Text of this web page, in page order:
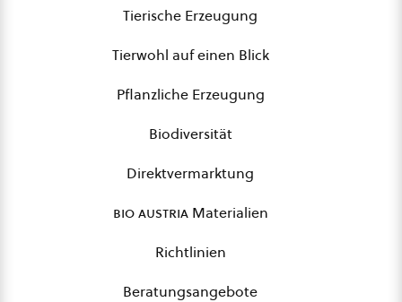
Tierische Erzeugung
Tierwohl auf einen Blick
Pflanzliche Erzeugung
Biodiversität
Direktvermarktung
bio austriaMaterialien
Richtlinien
Beratungsangebote